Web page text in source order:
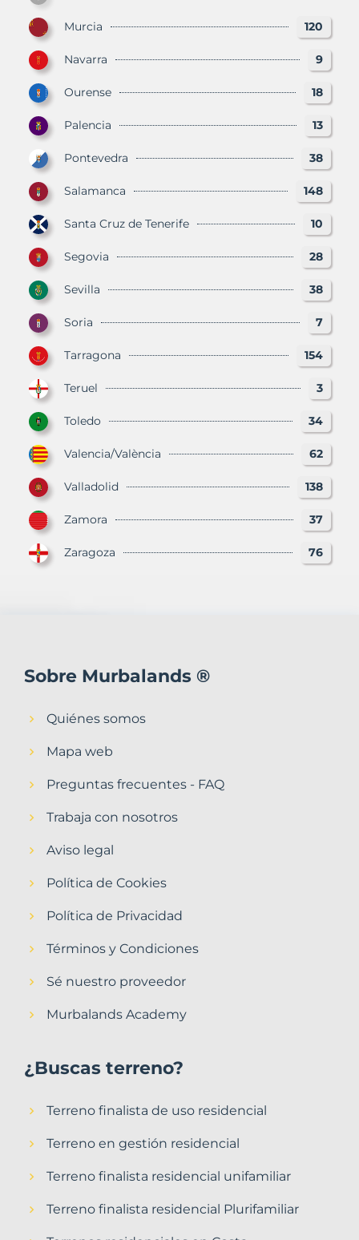
Murcia 120
Navarra 9
Ourense 18
Palencia 13
Pontevedra 38
Salamanca 148
Santa Cruz de Tenerife 10
Segovia 28
Sevilla 38
Soria 7
Tarragona 154
Teruel 3
Toledo 34
Valencia/València 62
Valladolid 138
Zamora 37
Zaragoza 76
Sobre Murbalands ®
Quiénes somos
Mapa web
Preguntas frecuentes - FAQ
Trabaja con nosotros
Aviso legal
Política de Cookies
Política de Privacidad
Términos y Condiciones
Sé nuestro proveedor
Murbalands Academy
¿Buscas terreno?
Terreno finalista de uso residencial
Terreno en gestión residencial
Terreno finalista residencial unifamiliar
Terreno finalista residencial Plurifamiliar